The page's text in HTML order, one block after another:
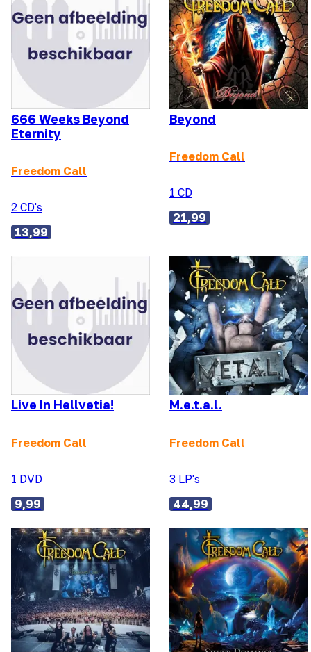
666 Weeks Beyond
Eternity
Freedom Call
2 CD's
13,99
Beyond
Freedom Call
1 CD
21,99
Live In Hellvetia!
Freedom Call
1 DVD
9,99
M.e.t.a.l.
Freedom Call
3 LP's
44,99